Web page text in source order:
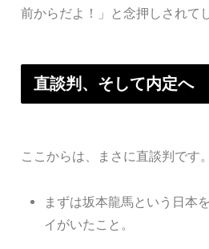
前からだよ！」と念押しされて
直談判、そして内定へ
ここからは、まさに直談判です。
まずは坂本龍馬という日本
イがいたこと。